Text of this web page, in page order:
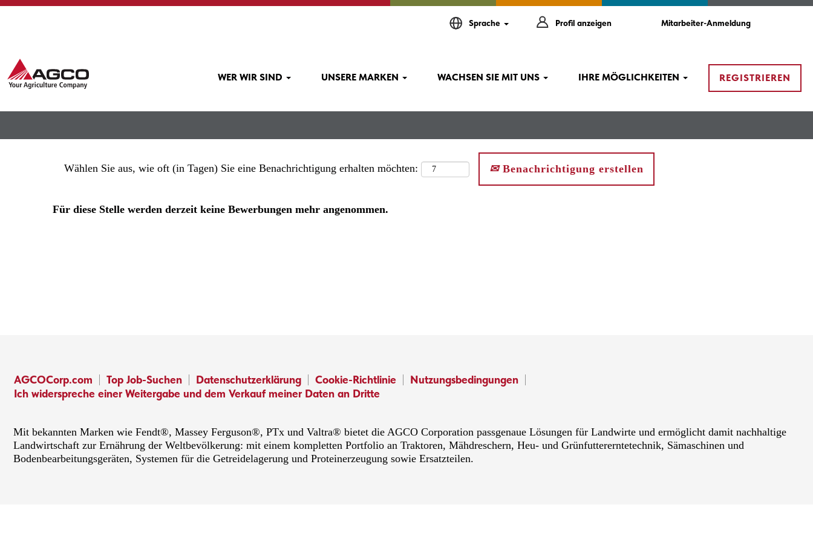
Sprache Profil anzeigen Mitarbeiter-Anmeldung
WER WIR SIND UNSERE MARKEN WACHSEN SIE MIT UNS IHRE MÖGLICHKEITEN REGISTRIEREN
Wählen Sie aus, wie oft (in Tagen) Sie eine Benachrichtigung erhalten möchten: Benachrichtigung erstellen
Für diese Stelle werden derzeit keine Bewerbungen mehr angenommen.
AGCOCorp.com Top Job-Suchen Datenschutzerklärung Cookie-Richtlinie
Nutzungsbedingungen
Ich widerspreche einer Weitergabe und dem Verkauf meiner Daten an Dritte
Mit bekannten Marken wie Fendt®, Massey Ferguson®, PTx und Valtra® bietet die AGCO Corporation passgenaue Lösungen für Landwirte und ermöglicht damit nachhaltige
Landwirtschaft zur Ernährung der Weltbevölkerung: mit einem kompletten Portfolio an Traktoren, Mähdreschern, Heu- und Grünfuttererntetechnik, Sämaschinen und
Bodenbearbeitungsgeräten, Systemen für die Getreidelagerung und Proteinerzeugung sowie Ersatzteilen.